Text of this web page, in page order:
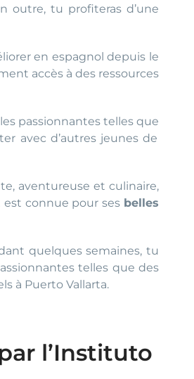
outre, tu profiteras d’une
en espagnol depuis le
accès à des ressources
passionnantes telles que
avec d’autres jeunes de
aventureuse et culinaire,
connue pour ses belles
quelques semaines, tu
telles que des
à Puerto Vallarta.
l’Instituto